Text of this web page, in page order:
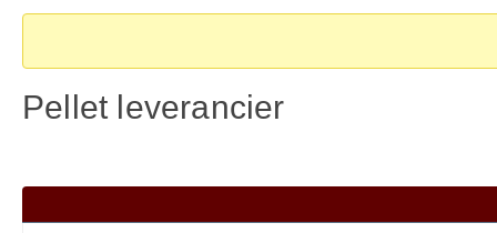
Je
bent
Pellet leverancier